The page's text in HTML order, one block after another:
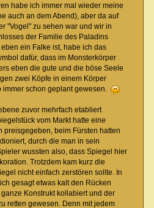
habe ich immer mal wieder meine
auch an dem Abend), aber da auf
"Vogel" zu sehen war und wir in
der Familie des Paladins
ein Falke ist, habe ich das
dafür, dass im Monsterkörper
eben die gute und die böse Seele
zwei Köpfe in einem Körper
schon geplant gewesen.
zuvor mehrfach etabliert
vom Markt hatte eine
preisgegeben, beim Fürsten hatten
durch die man in sein
wussten also, dass Spiegel hier
Trotzdem kam kurz die
nicht einfach zerstören sollte. In
gesagt etwas kalt den Rücken
Konstrukt kollabiert und der
retten gewesen. Denn mit jedem